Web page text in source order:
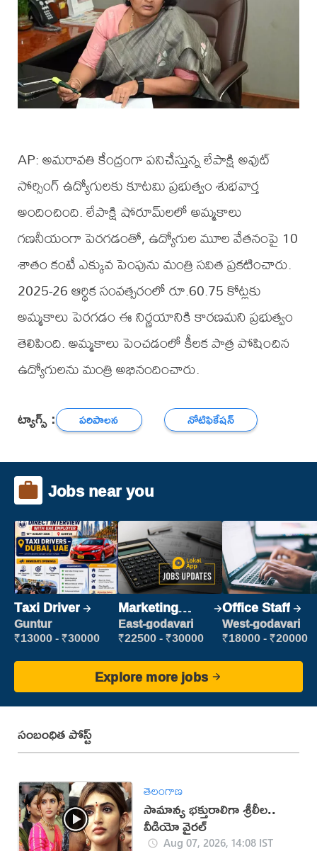
AP: అమరావతి కేంద్రంగా పనిచేస్తున్న లేపాక్షి అవుట్
సోర్సింగ్ ఉద్యోగులకు కూటమి ప్రభుత్వం శుభవార్త
అందించింది. లేపాక్షి షోరూమ్‌లలో అమ్మకాలు
గణనీయంగా పెరగడంతో, ఉద్యోగుల మూల వేతనంపై 10
శాతం కంటే ఎక్కువ పెంపును మంత్రి సవిత ప్రకటించారు.
2025-26 ఆర్థిక సంవత్సరంలో రూ.60.75 కోట్లకు
అమ్మకాలు పెరగడం ఈ నిర్ణయానికి కారణమని ప్రభుత్వం
తెలిపింది. అమ్మకాలు పెంచడంలో కీలక పాత్ర పోషించిన
ఉద్యోగులను మంత్రి అభినందించారు.
ట్యాగ్స్ : పరిపాలన నోటిఫికేషన్
Jobs near you
Taxi Driver
Guntur
₹13000 - ₹30000
Marketing
Executive
East-godavari
₹22500 - ₹30000
Office Staff
West-godavari
₹18000 - ₹20000
Explore more jobs
సంబంధిత పోస్ట్
తెలంగాణ
సామాన్య భక్తురాలిగా శ్రీలీల..
వీడియో వైరల్
Aug 07, 2026, 14:08 IST